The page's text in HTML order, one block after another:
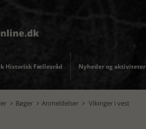
Historisk Fællesråd Nyheder og aktiviteter
 Bøger  Anmeldelser  Vikinger i vest